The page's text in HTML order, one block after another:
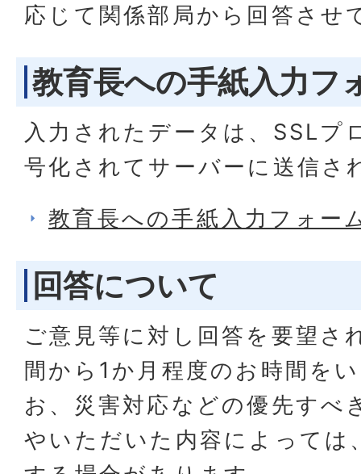
応じて関係部局から回答させ
教育長への手紙入力フ
入力されたデータは、SSLプ
号化されてサーバーに送信さ
教育長への手紙入力フォー
回答について
ご意見等に対し回答を要望さ
間から1か月程度のお時間を
お、災害対応などの優先すべ
やいただいた内容によっては